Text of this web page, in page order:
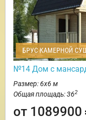
БРУС КАМЕРНОЙ
№14 Дом с
Размер: 6х6 м
Общая площадь: 362
от 1089900